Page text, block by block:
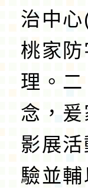
治中
桃家
理。
念，
影展
驗並